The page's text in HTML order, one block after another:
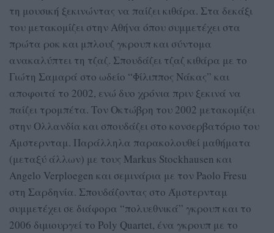
τη μουσική ξεκινώντας να παίζει κιθάρα. Στα δεκάξι
του μετακομίζει στην Αθήνα όπου συμμετέχει στα
πρώτα ροκ και μπλουζ γκρουπ και σύντομα
ανακαλύπτει τη τζαζ. Σπουδάζει τζαζ κιθάρα με το
Γιώτη Σαμαρά στο ωδείο “Φίλιππος Νάκας” και
αποφοιτά το 2002, ενώ δυο χρόνια πριν ξεκινά να
παίζει τρομπέτα. Τον Οκτώβρη του 2002 μετακομίζει
στην Ολλανδία και σπουδάζει στο κονσερβατόριο του
Άμστερνταμ. Παράλληλα παρακολουθεί μαθήματα
(μεταξύ άλλων) με τους Markus Stockhausen και
Angelo Verploegen και σεμινάρια με τον Paolo Fresu
στη Σαρδηνία. Σπουδάζοντας στο Άμστερνταμ
συμμετέχει σε διάφορα “πολυεθνικά” γκρουπ και το
2006 διμιουργεί το Poly Quartet, ένα γκρουπ με το